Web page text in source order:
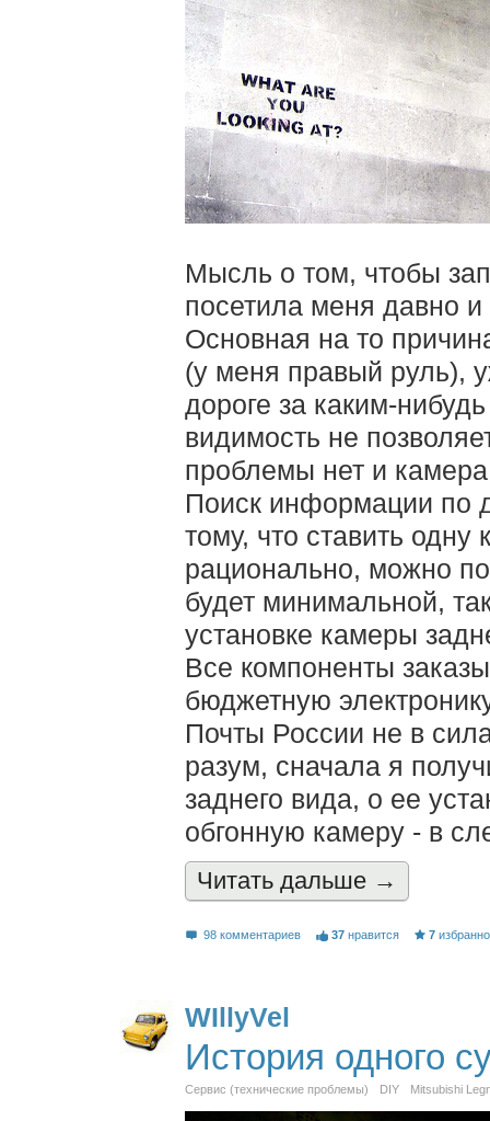
Мысль о том, чтобы
посетила меня давно и
Основная на то
(у меня правый руль),
дороге за каким-
видимость не
проблемы нет и
Поиск информации по
тому, что ставить
рационально, можно
будет минимальной,
установке камеры
Все компоненты
бюджетную
Почты России не в
разум, сначала я
заднего вида, о ее
обгонную камеру - в
Читать дальшe →
98 комментариев 37 нравится 7
WIllyVel
История одного
Сервис (технические проблемы) DIY Mitsubishi